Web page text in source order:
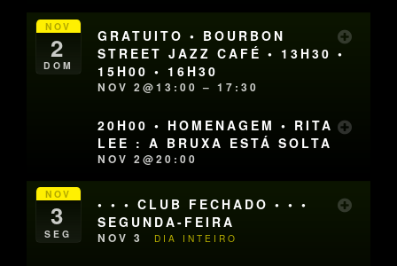
NOV
2
DOM
GRATUITO • BOURBON
STREET JAZZ CAFÉ • 13H30 •
15H00 • 16H30
NOV 2@13:00 – 17:30
20H00 • HOMENAGEM • RITA
LEE : A BRUXA ESTÁ SOLTA
NOV 2@20:00
NOV
3
SEG
• • • CLUB FECHADO • • •
SEGUNDA-FEIRA
NOV 3 DIA INTEIRO